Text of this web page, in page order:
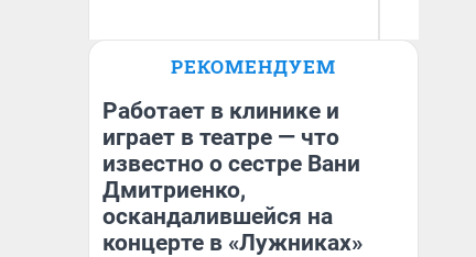
Назифа Нурмухаметова
РЕКОМЕНДУЕМ
Работает в клинике и
играет в театре — что
известно о сестре Вани
Дмитриенко,
оскандалившейся на
концерте в «Лужниках»